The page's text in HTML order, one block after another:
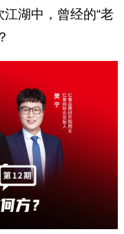
湖中，曾经的“老